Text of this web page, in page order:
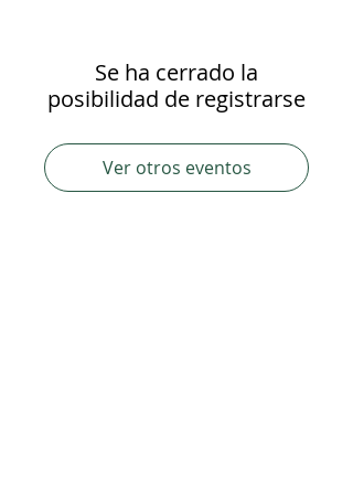
Se ha cerrado la
posibilidad de registrarse
Ver otros eventos